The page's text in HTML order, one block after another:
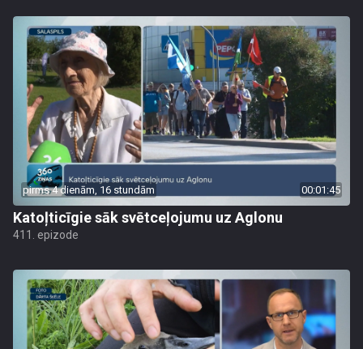
pirms 4 dienām, 16 stundām 00:01:45
Katoļticīgie sāk svētceļojumu uz Aglonu
411. epizode